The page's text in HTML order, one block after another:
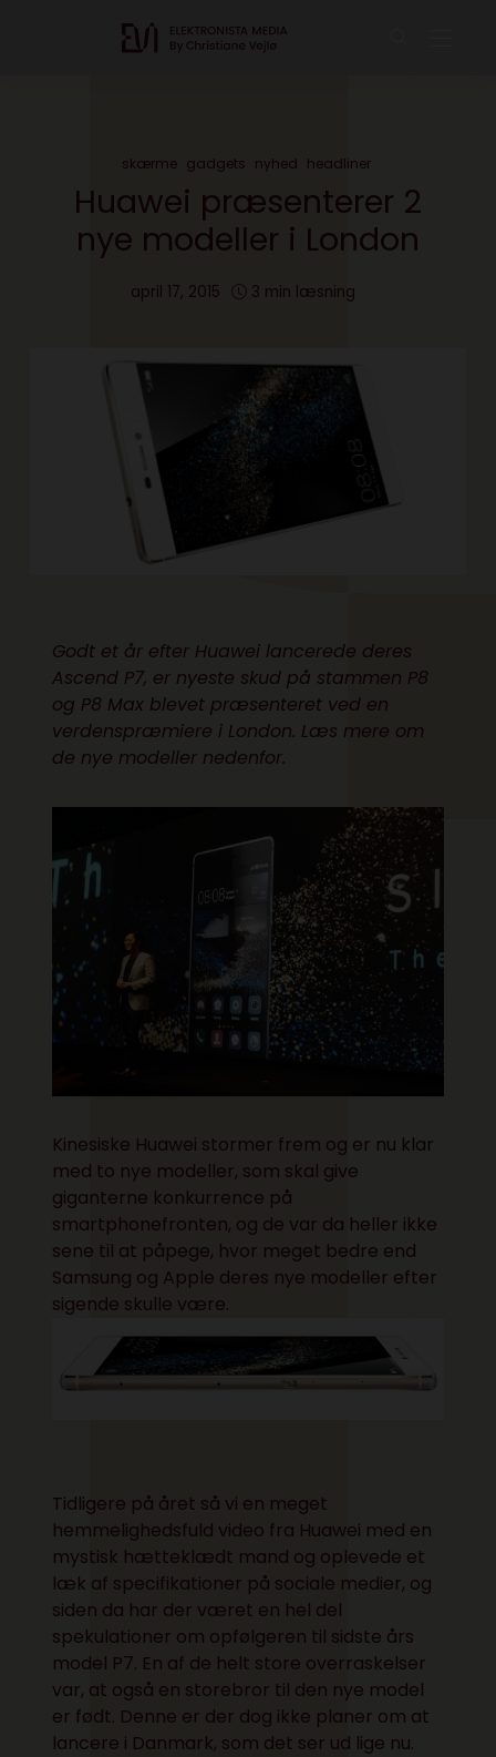
skærme gadgets nyhed headliner
Huawei præsenterer 2
nye modeller i London
april 17, 2015 3 min læsning
Godt et år efter Huawei lancerede deres
Ascend P7, er nyeste skud på stammen P8
og P8 Max blevet præsenteret ved en
verdenspræmiere i London. Læs mere om
de nye modeller nedenfor.
Kinesiske Huawei stormer frem og er nu klar
med to nye modeller, som skal give
giganterne konkurrence på
smartphonefronten, og de var da heller ikke
sene til at påpege, hvor meget bedre end
Samsung og Apple deres nye modeller efter
sigende skulle være.
Tidligere på året så vi en meget
hemmelighedsfuld video fra Huawei med en
mystisk hætteklædt mand og oplevede et
læk af specifikationer på sociale medier, og
siden da har der været en hel del
spekulationer om opfølgeren til sidste års
model P7. En af de helt store overraskelser
var, at også en storebror til den nye model
er født. Denne er der dog ikke planer om at
lancere i Danmark, som det ser ud lige nu.